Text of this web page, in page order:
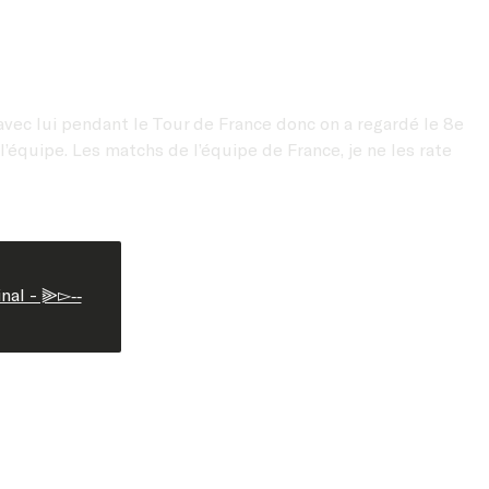
lui pendant le Tour de France donc on a regardé le 8e
Les matchs de l’équipe de France, je ne les rate
- ⫸▻‐‐